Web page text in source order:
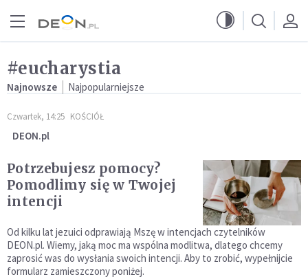
#eucharystia
Najnowsze Najpopularniejsze
Czwartek, 14:25 KOŚCIÓŁ
DEON.pl
Potrzebujesz pomocy?
Pomodlimy się w Twojej
intencji
Od kilku lat jezuici odprawiają Mszę w intencjach czytelników
DEON.pl. Wiemy, jaką moc ma wspólna modlitwa, dlatego chcemy
zaprosić was do wysłania swoich intencji. Aby to zrobić, wypełnijcie
formularz zamieszczony poniżej.